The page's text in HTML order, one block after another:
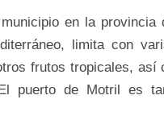
en la
limita con
frutos tropicales,
puerto de Motril es